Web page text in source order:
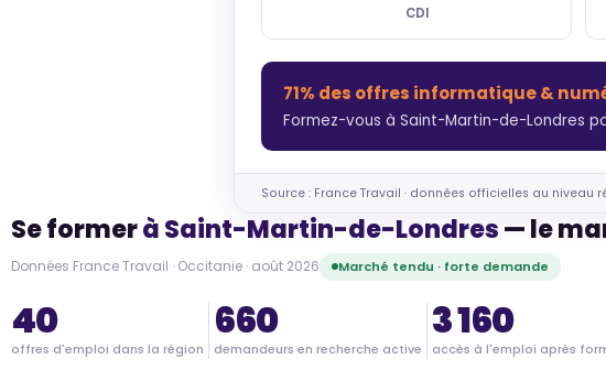
CDI
71% des offres informatique &
Formez-vous à Saint-Martin-de-Londres
Source : France Travail · données officielles au niveau
Se formerà Saint-Martin-de-Londres— le
Données France Travail · Occitanie · août 2026 Marché tendu · forte demande
40
offres d'emploi dans la région
660
demandeurs en recherche active
3 160
accès à l'emploi après